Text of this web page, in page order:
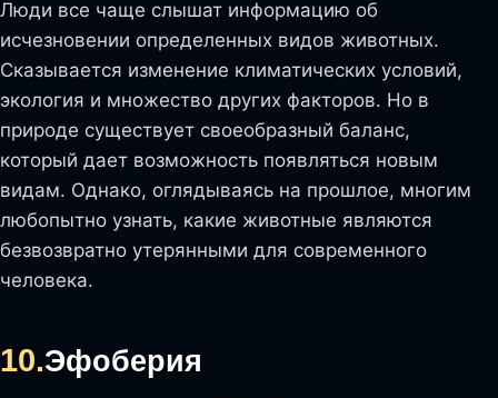
Люди все чаще слышат информацию об
исчезновении определенных видов животных.
Сказывается изменение климатических условий,
экология и множество других факторов. Но в
природе существует своеобразный баланс,
который дает возможность появляться новым
видам. Однако, оглядываясь на прошлое, многим
любопытно узнать, какие животные являются
безвозвратно утерянными для современного
человека.
10.Эфоберия